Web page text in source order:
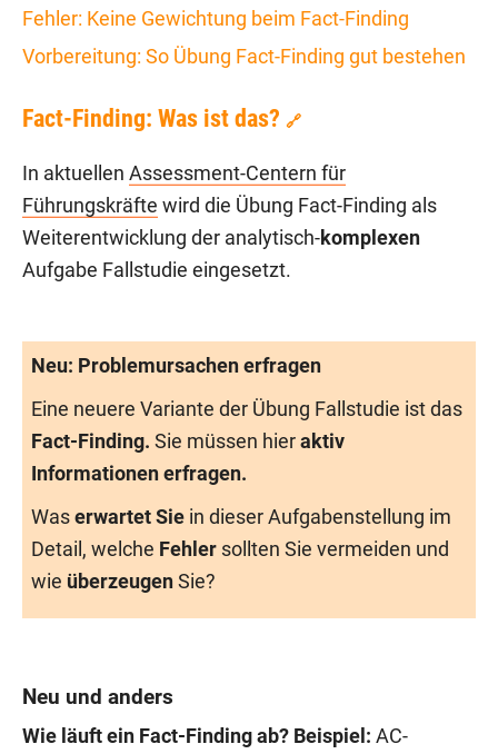
Fehler: Keine Gewichtung beim Fact-Finding
Vorbereitung: So Übung Fact-Finding gut bestehen
Fact-Finding: Was ist das? 🔗
In aktuellen Assessment-Centern für
Führungskräfte wird die Übung Fact-Finding als
Weiterentwicklung der analytisch-komplexen
Aufgabe Fallstudie eingesetzt.
Neu: Problemursachen erfragen
Eine neuere Variante der Übung Fallstudie ist das
Fact-Finding. Sie müssen hier aktiv
Informationen erfragen.
Was erwartet Sie in dieser Aufgabenstellung im
Detail, welche Fehler sollten Sie vermeiden und
wie überzeugen Sie?
Neu und anders
Wie läuft ein Fact-Finding ab? Beispiel: AC-